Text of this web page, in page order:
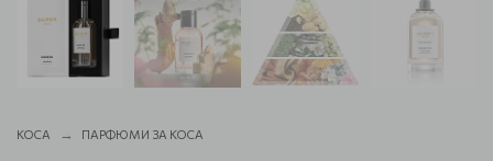
КОСА ПАРФЮМИ ЗА КОСА